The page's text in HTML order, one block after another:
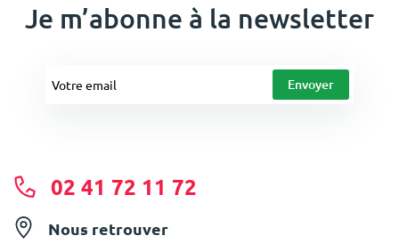
Je m’abonne à la newsletter
02 41 72 11 72
Nous retrouver